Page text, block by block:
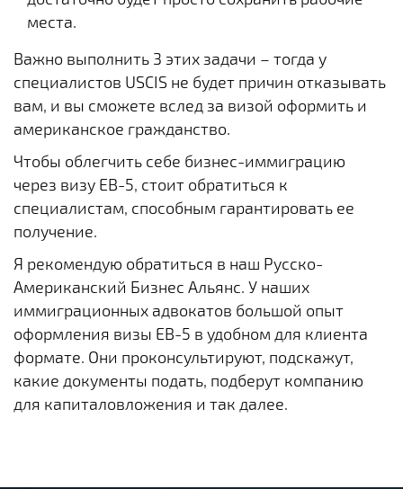
места.
Важно выполнить 3 этих задачи – тогда у
специалистов USCIS не будет причин отказывать
вам, и вы сможете вслед за визой оформить и
американское гражданство.
Чтобы облегчить себе бизнес-иммиграцию
через визу EB-5, стоит обратиться к
специалистам, способным гарантировать ее
получение.
Я рекомендую обратиться в наш Русско-
Американский Бизнес Альянс. У наших
иммиграционных адвокатов большой опыт
оформления визы EB-5 в удобном для клиента
формате. Они проконсультируют, подскажут,
какие документы подать, подберут компанию
для капиталовложения и так далее.